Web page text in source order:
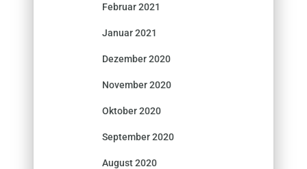
Februar 2021
Januar 2021
Dezember 2020
November 2020
Oktober 2020
September 2020
August 2020